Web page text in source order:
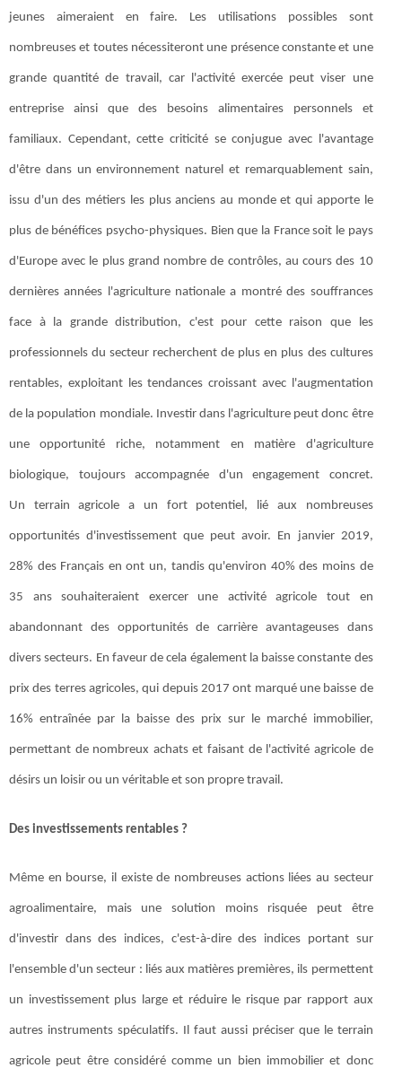
jeunes aimeraient en faire. Les utilisations possibles sont
nombreuses et toutes nécessiteront une présence constante et une
grande quantité de travail, car l'activité exercée peut viser une
entreprise ainsi que des besoins alimentaires personnels et
familiaux. Cependant, cette criticité se conjugue avec l'avantage
d'être dans un environnement naturel et remarquablement sain,
issu d'un des métiers les plus anciens au monde et qui apporte le
plus de bénéfices psycho-physiques. Bien que la France soit le pays
d'Europe avec le plus grand nombre de contrôles, au cours des 10
dernières années l'agriculture nationale a montré des souffrances
face à la grande distribution, c'est pour cette raison que les
professionnels du secteur recherchent de plus en plus des cultures
rentables, exploitant les tendances croissant avec l'augmentation
de la population mondiale. Investir dans l'agriculture peut donc être
une opportunité riche, notamment en matière d'agriculture
biologique, toujours accompagnée d'un engagement concret.
Un terrain agricole a un fort potentiel, lié aux nombreuses
opportunités d'investissement que peut avoir. En janvier 2019,
28% des Français en ont un, tandis qu'environ 40% des moins de
35 ans souhaiteraient exercer une activité agricole tout en
abandonnant des opportunités de carrière avantageuses dans
divers secteurs. En faveur de cela également la baisse constante des
prix des terres agricoles, qui depuis 2017 ont marqué une baisse de
16% entraînée par la baisse des prix sur le marché immobilier,
permettant de nombreux achats et faisant de l'activité agricole de
désirs un loisir ou un véritable et son propre travail.
Des investissements rentables ?
Même en bourse, il existe de nombreuses actions liées au secteur
agroalimentaire, mais une solution moins risquée peut être
d'investir dans des indices, c'est-à-dire des indices portant sur
l'ensemble d'un secteur : liés aux matières premières, ils permettent
un investissement plus large et réduire le risque par rapport aux
autres instruments spéculatifs. Il faut aussi préciser que le terrain
agricole peut être considéré comme un bien immobilier et donc